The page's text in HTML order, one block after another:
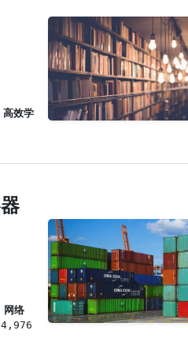
高效学
网络
4,976